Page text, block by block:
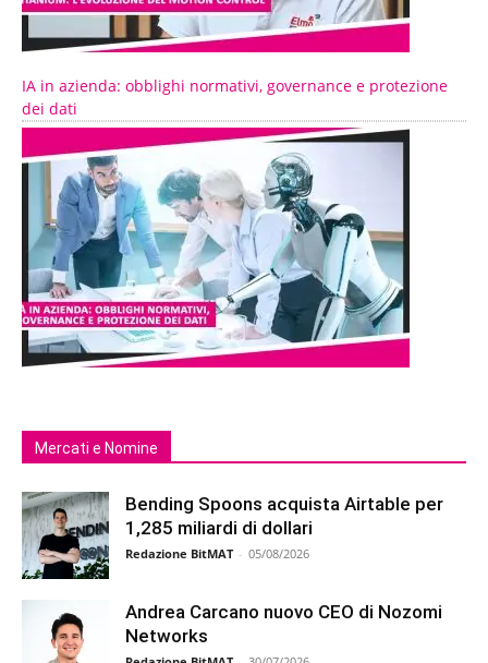
IA in azienda: obblighi normativi, governance e protezione
dei dati
Mercati e Nomine
Bending Spoons acquista Airtable per
1,285 miliardi di dollari
Redazione BitMAT - 05/08/2026
Andrea Carcano nuovo CEO di Nozomi
Networks